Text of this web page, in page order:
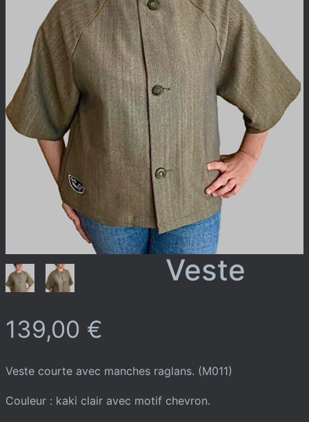
Veste
139,00 €
Veste courte avec manches raglans. (M011)
Couleur : kaki clair avec motif chevron.